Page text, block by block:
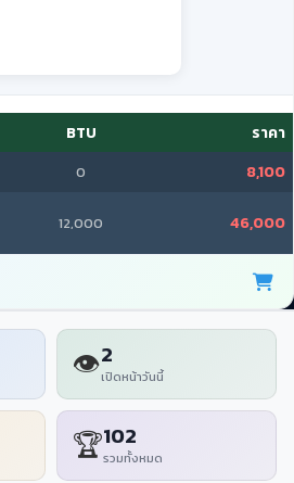
BTU
ราคา
0 8,100
12,000 46,000
👁2
เปิดหน้าวันนี้
🏆102
รวมทั้งหมด